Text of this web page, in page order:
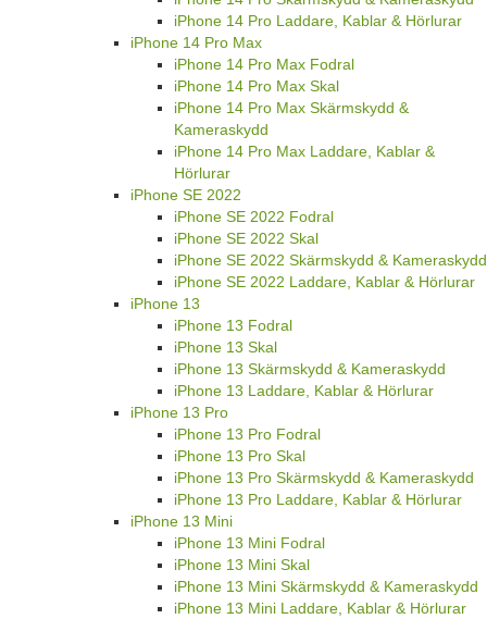
iPhone 14 Pro Laddare, Kablar & Hörlurar
iPhone 14 Pro Max
iPhone 14 Pro Max Fodral
iPhone 14 Pro Max Skal
iPhone 14 Pro Max Skärmskydd &
Kameraskydd
iPhone 14 Pro Max Laddare, Kablar &
Hörlurar
iPhone SE 2022
iPhone SE 2022 Fodral
iPhone SE 2022 Skal
iPhone SE 2022 Skärmskydd & Kameraskydd
iPhone SE 2022 Laddare, Kablar & Hörlurar
iPhone 13
iPhone 13 Fodral
iPhone 13 Skal
iPhone 13 Skärmskydd & Kameraskydd
iPhone 13 Laddare, Kablar & Hörlurar
iPhone 13 Pro
iPhone 13 Pro Fodral
iPhone 13 Pro Skal
iPhone 13 Pro Skärmskydd & Kameraskydd
iPhone 13 Pro Laddare, Kablar & Hörlurar
iPhone 13 Mini
iPhone 13 Mini Fodral
iPhone 13 Mini Skal
iPhone 13 Mini Skärmskydd & Kameraskydd
iPhone 13 Mini Laddare, Kablar & Hörlurar